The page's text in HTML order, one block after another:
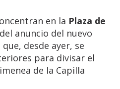
en la Plaza de
anuncio del nuevo
desde ayer, se
para divisar el
de la Capilla